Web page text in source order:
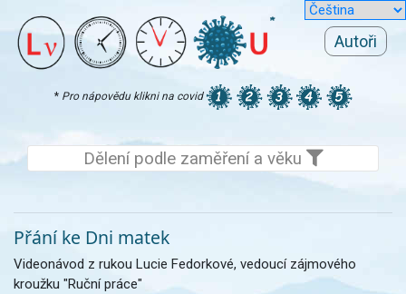
Autoři
* Pro nápovědu klikni na covid
Dělení podle zaměření a věku
Přání ke Dni matek
Videonávod z rukou Lucie Fedorkové, vedoucí zájmového
kroužku "Ruční práce"